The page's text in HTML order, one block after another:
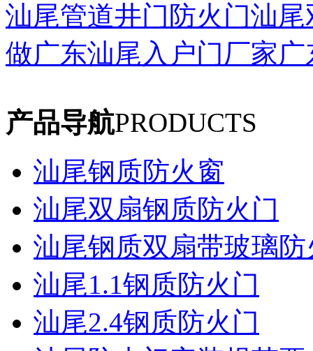
汕尾管道井门防火门汕尾
做广东汕尾入户门厂家广
产品导航PRODUCTS
汕尾钢质防火窗
汕尾双扇钢质防火门
汕尾钢质双扇带玻璃防
汕尾1.1钢质防火门
汕尾2.4钢质防火门